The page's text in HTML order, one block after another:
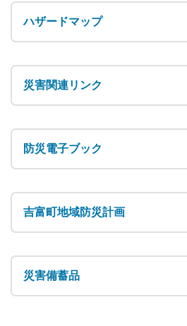
ハザードマップ
災害関連リンク
防災電子ブック
吉富町地域防災計画
災害備蓄品